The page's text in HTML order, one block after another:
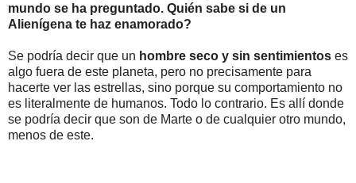
mundo se ha preguntado. Quién sabe si de un
Alienígena te haz enamorado?
Se podría decir que un hombre seco y sin sentimientos es
algo fuera de este planeta, pero no precisamente para
hacerte ver las estrellas, sino porque su comportamiento no
es literalmente de humanos. Todo lo contrario. Es allí donde
se podría decir que son de Marte o de cualquier otro mundo,
menos de este.